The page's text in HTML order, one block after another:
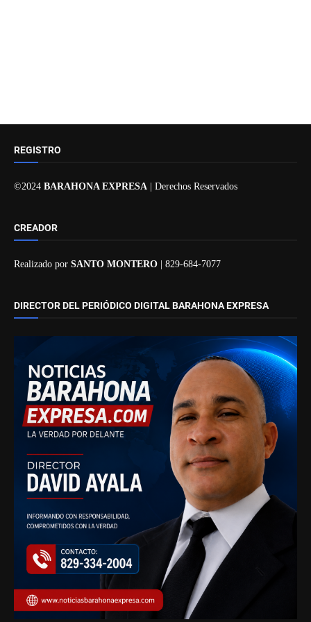
REGISTRO
©2024 BARAHONA EXPRESA | Derechos Reservados
CREADOR
Realizado por SANTO MONTERO | 829-684-7077
DIRECTOR DEL PERIÓDICO DIGITAL BARAHONA EXPRESA